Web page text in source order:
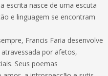
escrita nasce de uma escuta
e linguagem se encontram
Francis Faria desenvolve
por afetos,
Seus poemas